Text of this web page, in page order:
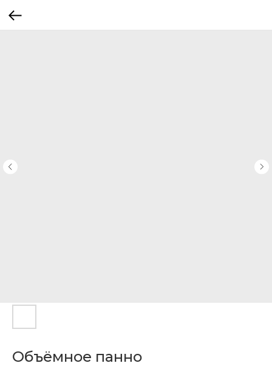
Объёмное панно